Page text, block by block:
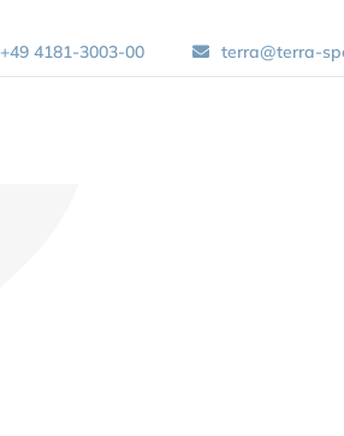
+49 4181-3003-00 terra@terra-